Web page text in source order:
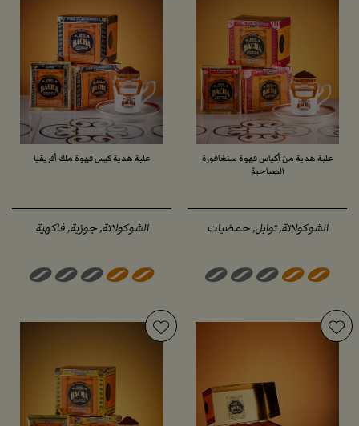
علبة هدية من أكياس قهوة سنغافورة
الصباحية
الشوكولاتة, توابل, حمضيات
علبة هدية كيس قهوة ملك أفريقيا
الشوكولاتة, جوزية, فاكهية